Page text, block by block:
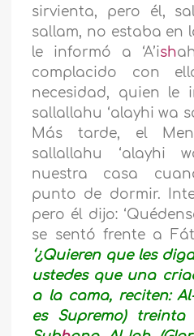
sirvienta, pero él,
sallam, no estaba en
le informó a ‘A’ish
complacido con
necesidad, quien le
sallallahu ‘alayhi wa
Más tarde, el
sallallahu ‘alayhi
nuestra casa
punto de dormir.
pero él dijo:
se sentó frente a
‘¿Quieren que les
ustedes que una
a la cama, reciten:
es Supremo)